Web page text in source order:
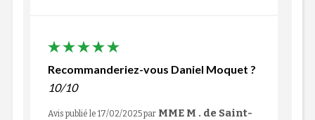
Recommanderiez-vous Daniel Moquet ?
10/10
Avis publié le 17/02/2025par MME M . de Saint-